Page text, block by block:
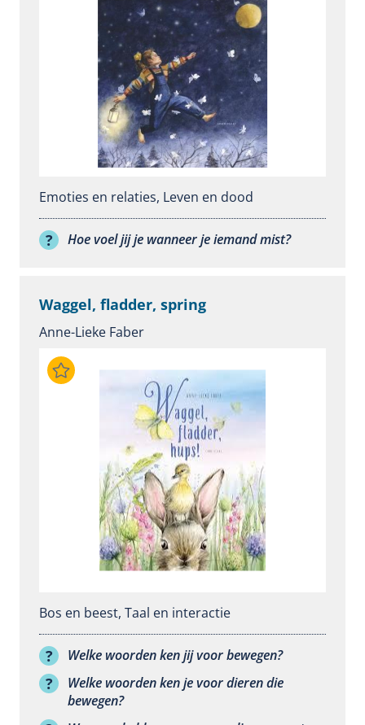
Emoties en relaties, Leven en dood
Hoe voel jij je wanneer je iemand mist?
Waggel, fladder, spring
Anne-Lieke Faber
Bos en beest, Taal en interactie
Welke woorden ken jij voor bewegen?
Welke woorden ken je voor dieren die
bewegen?